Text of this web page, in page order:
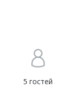
5 гостей